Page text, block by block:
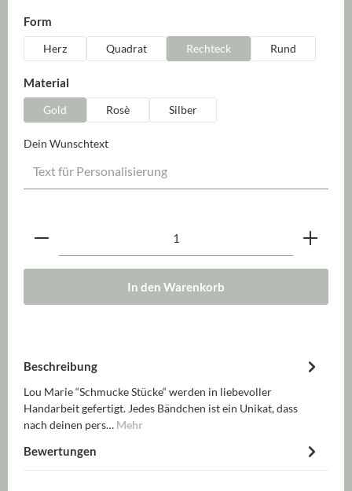
Form
Herz Quadrat Rechteck Rund
Material
Gold Rosè Silber
Dein Wunschtext
Produkt Anzahl: Gib den gewünschten Wert ein
In den Warenkorb
Beschreibung
Lou Marie “Schmucke Stücke“ werden in liebevoller
Handarbeit gefertigt. Jedes Bändchen ist ein Unikat, dass
nach deinen pers… Mehr
Bewertungen